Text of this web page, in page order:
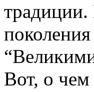
традиции.
Вот, о чем